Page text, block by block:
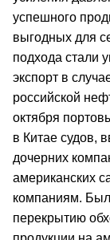
успешного
выгодных для
подхода стали
экспорт в
российской
октября
в Китае судов,
дочерних
американских
компаниям.
перекрытию